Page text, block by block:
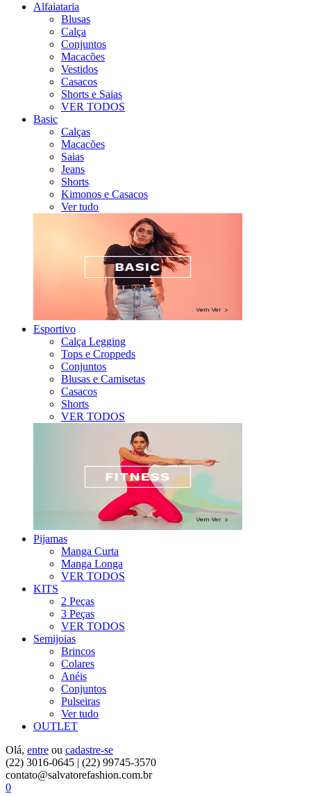
Alfaiataria
Blusas
Calça
Conjuntos
Macacões
Vestidos
Casacos
Shorts e Saias
VER TODOS
Basic
Calças
Macacões
Saias
Jeans
Shorts
Kimonos e Casacos
Ver tudo
Esportivo
Calça Legging
Tops e Croppeds
Conjuntos
Blusas e Camisetas
Casacos
Shorts
VER TODOS
Pijamas
Manga Curta
Manga Longa
VER TODOS
KITS
2 Peças
3 Peças
VER TODOS
Semijoias
Brincos
Colares
Anéis
Conjuntos
Pulseiras
Ver tudo
OUTLET
Olá, entre ou cadastre-se
(22) 3016-0645 | (22) 99745-3570
contato@salvatorefashion.com.br
0